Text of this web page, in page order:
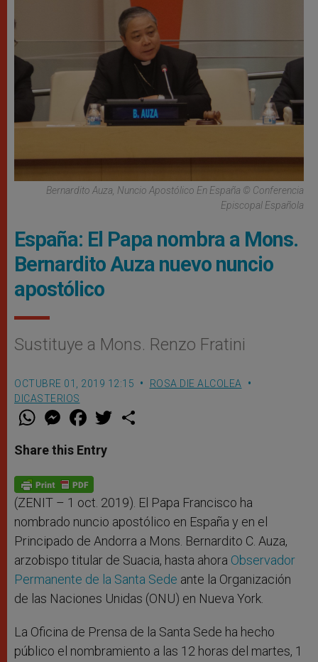
Bernardito Auza, Nuncio Apostólico En España © Conferencia
Episcopal Española
España: El Papa nombra a Mons.
Bernardito Auza nuevo nuncio
apostólico
Sustituye a Mons. Renzo Fratini
OCTUBRE 01, 2019 12:15
ROSA DIE ALCOLEA
DICASTERIOS
W
t
s
p
p
M
e
s
e
g
e
F
a
e
b
o
k
w
Share this Entry
(ZENIT – 1 oct. 2019). El Papa Francisco ha
nombrado nuncio apostólico en España y en el
Principado de Andorra a Mons. Bernardito C. Auza,
arzobispo titular de Suacia, hasta ahora Observador
Permanente de la Santa Sede ante la Organización
de las Naciones Unidas (ONU) en Nueva York.
La Oficina de Prensa de la Santa Sede ha hecho
público el nombramiento a las 12 horas del martes, 1